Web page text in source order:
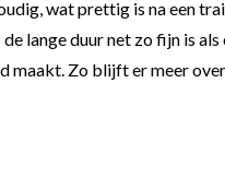
wat prettig is na een
lange duur net zo fijn is
Zo blijft er meer